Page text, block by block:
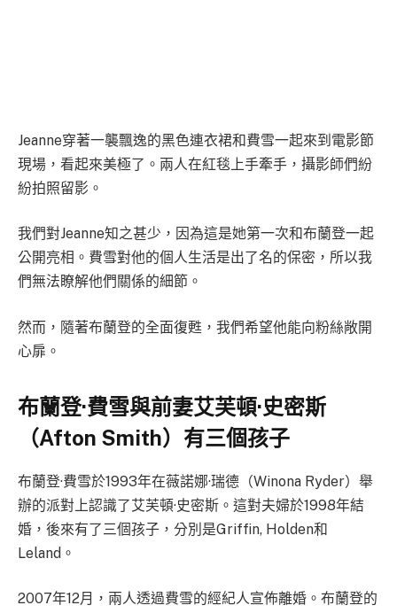
Jeanne穿著一襲飄逸的黑色連衣裙和費雪一起來到電影節
現場，看起來美極了。兩人在紅毯上手牽手，攝影師們紛
紛拍照留影。
我們對Jeanne知之甚少，因為這是她第一次和布蘭登一起
公開亮相。費雪對他的個人生活是出了名的保密，所以我
們無法瞭解他們關係的細節。
然而，隨著布蘭登的全面復甦，我們希望他能向粉絲敞開
心扉。
布蘭登·費雪與前妻艾芙頓·史密斯
（Afton Smith）有三個孩子
布蘭登·費雪於1993年在薇諾娜·瑞德（Winona Ryder）舉
辦的派對上認識了艾芙頓·史密斯。這對夫婦於1998年結
婚，後來有了三個孩子，分別是Griffin, Holden和
Leland。
2007年12月，兩人透過費雪的經紀人宣佈離婚。布蘭登的